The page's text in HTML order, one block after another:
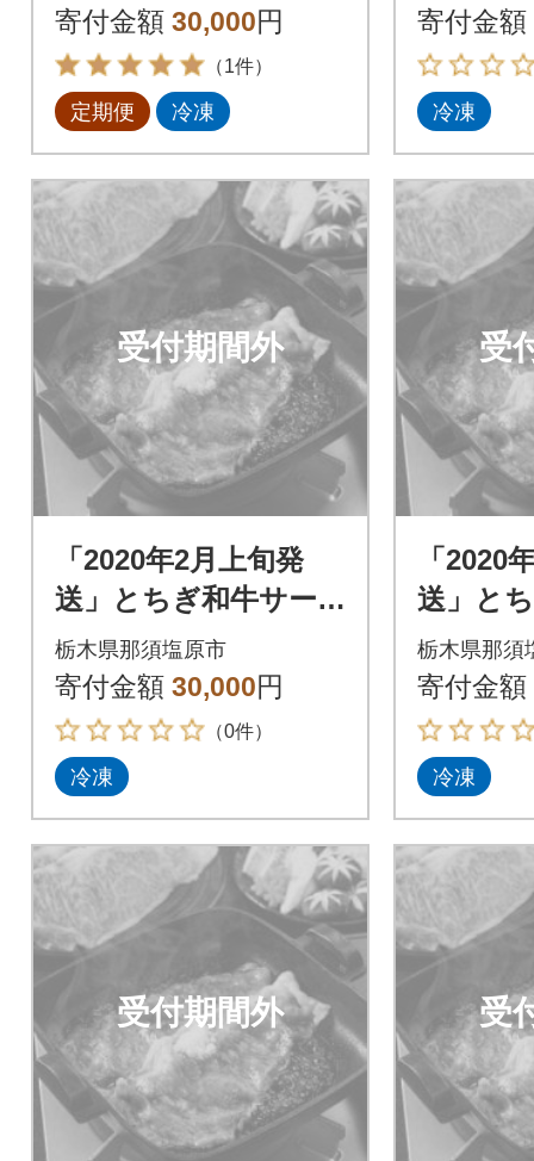
寄付金額 30,000円
（1件）
定期便 冷凍
寄付金額
冷凍
受付期間外
「2020年2月上旬発
送」とちぎ和牛サー
ロインすき焼き用
栃木県那須塩原市
寄付金額 30,000円
（0件）
冷凍
受
「2020
送」と
ロイン
栃木県那須
寄付金額
冷凍
受付期間外 受